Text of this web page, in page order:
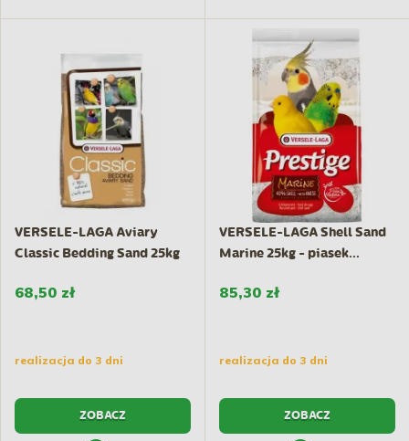
VERSELE-LAGA Aviary
Classic Bedding Sand 25kg
68,50 zł
realizacja do 3 dni
ZOBACZ
VERSELE-LAGA Shell Sand
Marine 25kg - piasek...
85,30 zł
realizacja do 3 dni
ZOBACZ